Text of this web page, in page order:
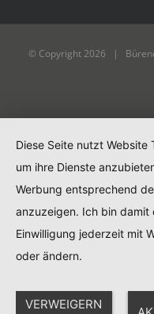
© Copyright2026 |
Diese Seite nutzt Website
um ihre Dienste
Werbung entsprechend
anzuzeigen. Ich bin damit
Einwilligung jederzeit mit
oder ändern.
VERWEIGERN